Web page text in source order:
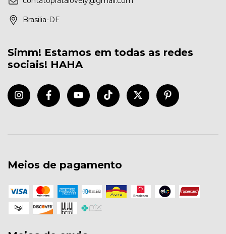
Brasilia-DF
Simm! Estamos em todas as redes
sociais! HAHA
Meios de pagamento